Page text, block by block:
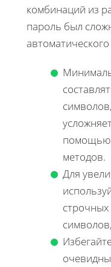
комбинаций из
пароль был
помощью
методов.
Для